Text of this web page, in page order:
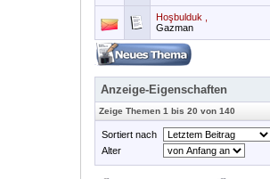
Hoşbulduk ,
Gazman
Anzeige-Eigenschaften
Zeige Themen 1 bis 20 von 140
Sortiert nach
Alter